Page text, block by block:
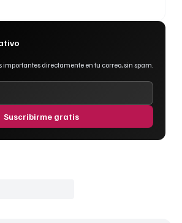
importantes directamente en tu correo, sin spam.
Suscribirme gratis